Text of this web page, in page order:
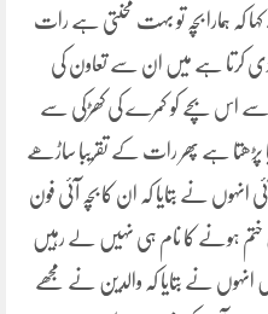
کہ ہمارا بچہ تو بہت محنتی ہے رات
کرتا ہے میں ان سے تعاون کی
اس بچے کو کمرے کی کھڑکی سے
ہے پھر رات کے تقریبا ساڑھے
نے بتایا کہ ان کا بچہ آئی فون
ختم ہونے کا نام ہی نہیں لے رہیں
نے بتایا کہ والدین نے مجھے